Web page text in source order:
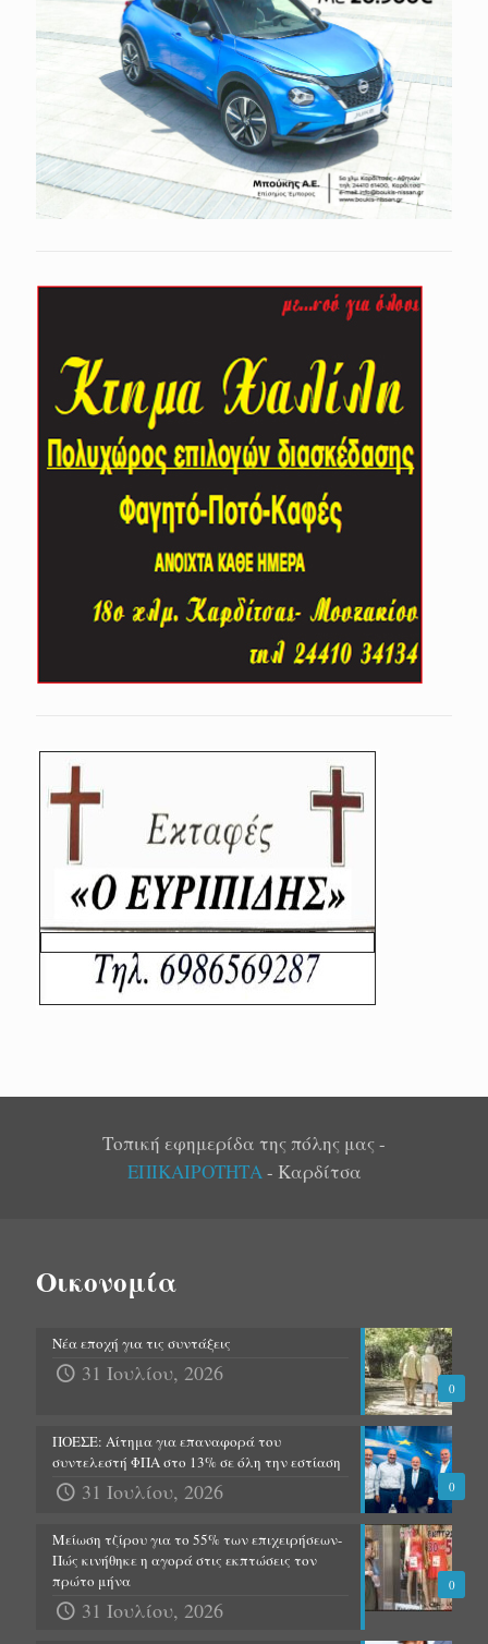
Τοπική εφημερίδα της πόλης μας -
ΕΠΙΚΑΙΡΟΤΗΤΑ- Καρδίτσα
Οικονομία
0
Νέα εποχή για τις συντάξεις
31 Ιουλίου, 2026
0
ΠΟΕΣΕ: Αίτημα για επαναφορά του
συντελεστή ΦΠΑ στο 13% σε όλη την εστίαση
31 Ιουλίου, 2026
0
Μείωση τζίρου για το 55% των επιχειρήσεων-
Πώς κινήθηκε η αγορά στις εκπτώσεις τον
πρώτο μήνα
31 Ιουλίου, 2026